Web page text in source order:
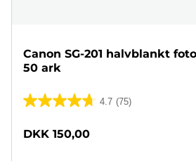
Canon SG-201 halvblankt
50 ark
4.7 (75)
4.7
af
DKK 150,00